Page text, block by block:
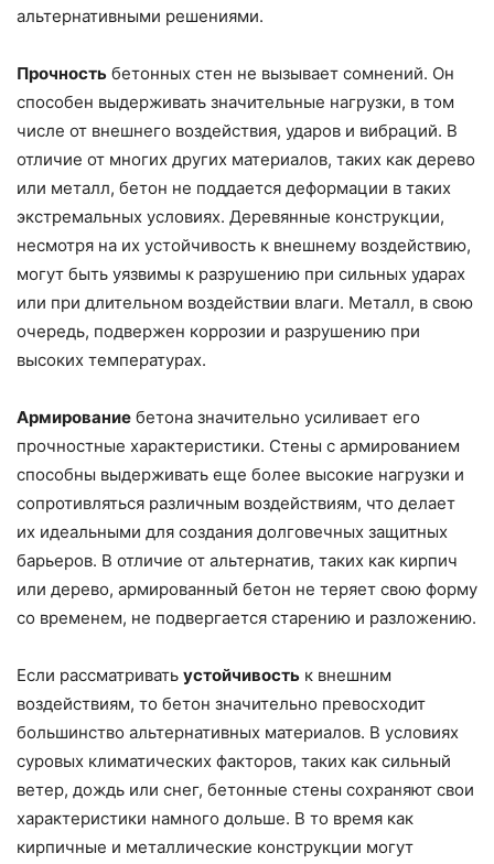
альтернативными решениями.
Прочность бетонных стен не вызывает сомнений. Он
способен выдерживать значительные нагрузки, в том
числе от внешнего воздействия, ударов и вибраций. В
отличие от многих других материалов, таких как дерево
или металл, бетон не поддается деформации в таких
экстремальных условиях. Деревянные конструкции,
несмотря на их устойчивость к внешнему воздействию,
могут быть уязвимы к разрушению при сильных ударах
или при длительном воздействии влаги. Металл, в свою
очередь, подвержен коррозии и разрушению при
высоких температурах.
Армирование бетона значительно усиливает его
прочностные характеристики. Стены с армированием
способны выдерживать еще более высокие нагрузки и
сопротивляться различным воздействиям, что делает
их идеальными для создания долговечных защитных
барьеров. В отличие от альтернатив, таких как кирпич
или дерево, армированный бетон не теряет свою форму
со временем, не подвергается старению и разложению.
Если рассматривать устойчивость к внешним
воздействиям, то бетон значительно превосходит
большинство альтернативных материалов. В условиях
суровых климатических факторов, таких как сильный
ветер, дождь или снег, бетонные стены сохраняют свои
характеристики намного дольше. В то время как
кирпичные и металлические конструкции могут